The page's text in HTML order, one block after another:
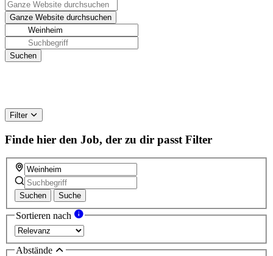
Filter
Finde hier den Job, der zu dir passt Filter
Suchen Suche
Sortieren nach
Abstände